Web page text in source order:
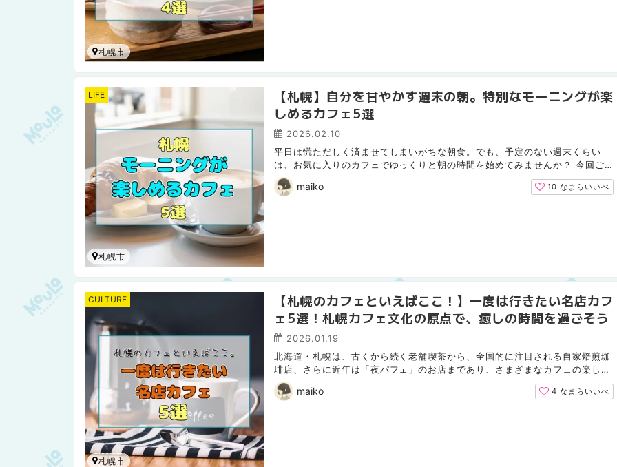
札幌市
【札幌】自分を甘やかす週末の朝。特別なモーニングが楽
しめるカフェ5選
2026.02.10
平日は慌ただしく済ませてしまいがちな朝食。でも、予定のない週末くらい
は、お気に入りのカフェでゆっくりと朝の時間を始めてみませんか？ 今回ご
紹介するのは、札幌市内で美味しいモーニングが楽しめる5つのカ...
maiko 10なまらいいべ
LIFE
札幌市
【札幌のカフェといえばここ！】一度は行きたい名店カフ
ェ5選！札幌カフェ文化の原点で、癒しの時間を過ごそう
2026.01.19
北海道・札幌は、古くから続く老舗喫茶から、全国的に注目される自家焙煎珈
琲店、さらに近年は「夜パフェ」のお店まであり、さまざまなカフェの楽しみ
方ができる街。「せっかく札幌でカフェに行くなら、間違いの...
maiko 4なまらいいべ
CULTURE
札幌市